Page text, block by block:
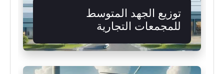
توزيع الجهد المتوسط ​​
للمجمعات التجارية